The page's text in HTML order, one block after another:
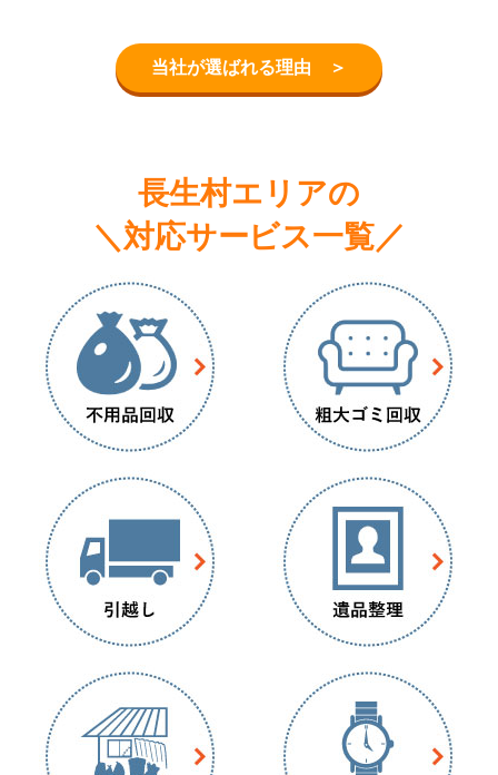
当社が選ばれる理由 ＞
長生村エリアの
＼対応サービス一覧／